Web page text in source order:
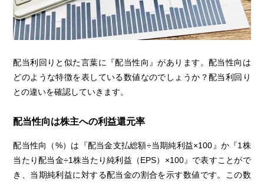
配当利回りと似た言葉に『配当性向』があります。配当性向は
どのような特徴を表している数値なのでしょうか？配当利回り
との違いを確認していきます。
配当性向は株主への利益還元率
配当性向（%）は『配当金支払総額÷当期純利益×100』か『1株
当たり配当金÷1株当たり純利益（EPS）×100』で表すことがで
き、当期純利益に対する配当金の割合を示す数値です。この数